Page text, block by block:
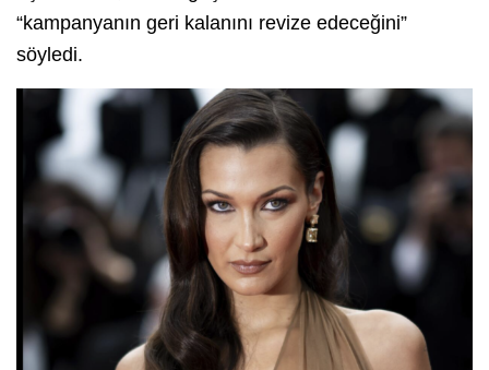
“kampanyanın geri kalanını revize edeceğini”
söyledi.